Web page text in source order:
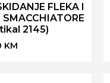
FLEKA I
2145)
KM